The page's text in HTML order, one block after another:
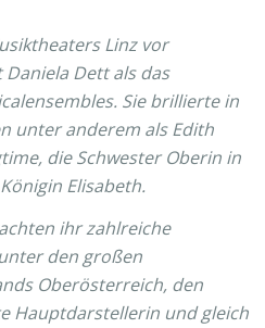
Linz vor
Dett als das
Sie brillierte in
unter anderem als Edith
die Schwester Oberin in
Elisabeth.
ihr zahlreiche
den großen
Oberösterreich, den
Hauptdarstellerin und gleich